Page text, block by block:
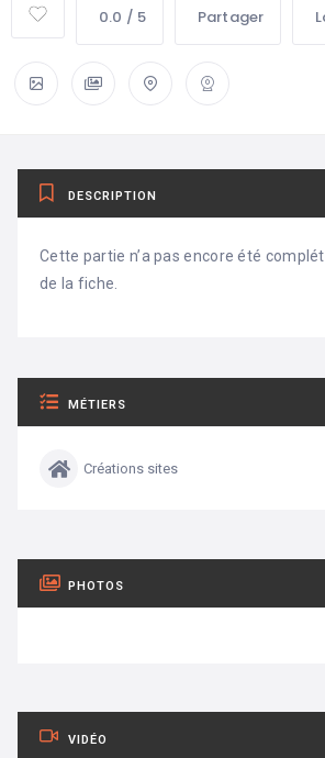
0.0 / 5 Partager
DESCRIPTION
Cette partie n’a pas encore été
de la fiche.
MÉTIERS
Créations sites
PHOTOS
VIDÉO